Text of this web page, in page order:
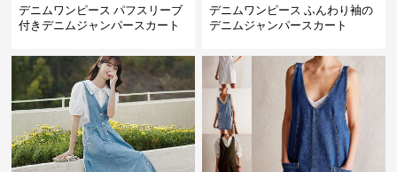
デニムワンピース パフスリーブ
付きデニムジャンパースカート
デニムワンピース ふんわり袖の
デニムジャンパースカート